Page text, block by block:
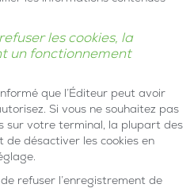
les cookies, la
un fonctionnement
que l’Éditeur peut avoir
Si vous ne souhaitez pas
sur votre terminal, la plupart des
désactiver les cookies en
refuser l’enregistrement de